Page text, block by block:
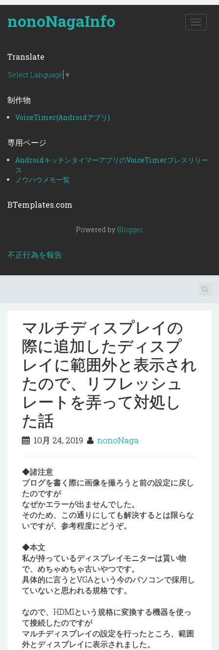
nonoNagaInfo
T
o
o
Translate
Select Language ▼
制作物
VoiceTimer(Androidアプリ)
専用ページ
AndroidキッチンタイマーアプリのVoiceTimerプレスリリー
ス
ノウハウメモ一覧
BTemplates.com
Powered by Blogger.
不正行為を報告
マルチディスプレイの
際に追加したディスプ
レイに範囲外と表示され
たので、リフレッシュ
レートを弄って対処し
た話
10月 24, 2019 nonoNaga
◆諸注意
ブログを書く際に画像を撮ろうと前の設定に戻し
たのですが
なぜかエラーが出ませんでした。
そのため、この通りにしても解決するとは限らな
いですが、参考程度にどうぞ。
◆本文
私が持っているディスプレイモニターは貰い物
で、めちゃめちゃ古いやつです。
具体的に言うとVGAという今のパソコンで採用し
ていないと思われる規格です。
なので、HDMIという規格に変換する機器を使っ
て接続したのですが
マルチディスプレイの設定を行ったところ、範囲
外とディスプレイに表示されました。